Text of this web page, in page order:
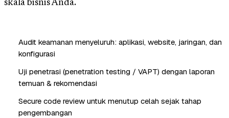
skala bisnis Anda.
Audit keamanan menyeluruh: aplikasi, website, jaringan, dan
konfigurasi
Uji penetrasi (penetration testing / VAPT) dengan laporan
temuan & rekomendasi
Secure code review untuk menutup celah sejak tahap
pengembangan